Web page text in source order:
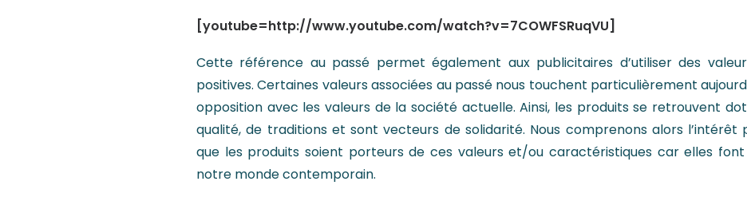
[youtube=http://www.youtube.com/watch?v=7COWFSRuqVU]
Cette référence au passé permet également aux publicitaires d’utiliser des
positives. Certaines valeurs associées au passé nous touchent particulièrement
opposition avec les valeurs de la société actuelle. Ainsi, les produits se retrouvent
qualité, de traditions et sont vecteurs de solidarité. Nous comprenons alors l’intérêt
que les produits soient porteurs de ces valeurs et/ou caractéristiques car elles
notre monde contemporain.